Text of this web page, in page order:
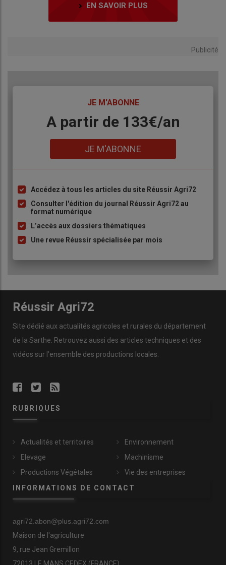
EN SAVOIR PLUS
Publicité
JE M'ABONNE
BodyA partir de 133€/an
JE M'ABONNE
Liste
à
puce
Accédez à tous les articles du site Réussir Agri72
Consulter l'édition du journal Réussir Agri72 au
format numérique
L’accès aux dossiers thématiques
Une revue Réussir spécialisée par mois
Réussir Agri72
Site dédié aux actualités agricoles et rurales du département
de la Sarthe. Retrouvez aussi des articles techniques et des
vidéos sur l’ensemble des productions locales.
RUBRIQUES
Actualités et territoires
Elevage
Productions Végétales
Environnement
Machinisme
Vie des entreprises
INFORMATIONS DE CONTACT
agri72.abon@plus.agri72.com
Maison de l'agriculture
9, rue Jean Gremillon